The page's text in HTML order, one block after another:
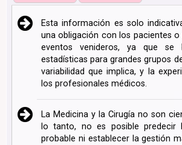
Esta información es solo
una obligación con los pacientes o
eventos venideros, ya que se
estadísticas para grandes grupos
variabilidad que implica, y la
los profesionales médicos.
La Medicina y la Cirugía no son
lo tanto, no es posible predecir
probable ni establecer la gestión